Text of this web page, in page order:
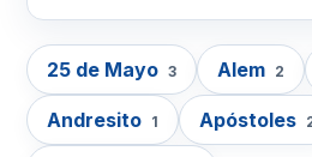
25 de Mayo 3 Alem 2
Andresito 1 Apóstoles